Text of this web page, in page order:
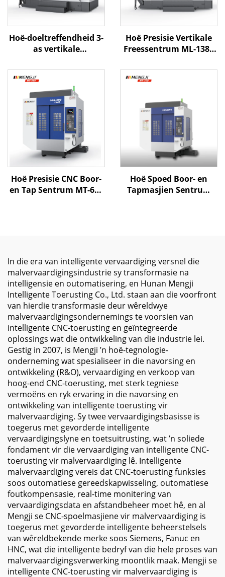
Hoë-doeltreffendheid 3-
as vertikale
tehuismodel MV-1370
X1300 Y700 Z700 BT-40
Vertikale
freessnywerkingstehuis
Hoë Presisie Vertikale
Freessentrum ML-1380
Boks Weg Struktuur
Direkte Aandrywing
Hoë Presisie CNC Boor-
en Tap Sentrum MT-600
Hoë Spoed Boor- en
Tapmasjien Sentrum
In die era van intelligente vervaardiging versnel die
malvervaardigingsindustrie sy transformasie na
intelligensie en outomatisering, en Hunan Mengji
Intelligente Toerusting Co., Ltd. staan aan die voorfront
van hierdie transformasie deur wêreldwye
malvervaardigingsondernemings te voorsien van
intelligente CNC-toerusting en geïntegreerde
oplossings wat die ontwikkeling van die industrie lei.
Gestig in 2007, is Mengji ’n hoë-tegnologie-
onderneming wat spesialiseer in die navorsing en
ontwikkeling (R&O), vervaardiging en verkoop van
hoog-end CNC-toerusting, met sterk tegniese
vermoëns en ryk ervaring in die navorsing en
ontwikkeling van intelligente toerusting vir
malvervaardiging. Sy twee vervaardigingsbasisse is
toegerus met gevorderde intelligente
vervaardigingslyne en toetsuitrusting, wat ’n soliede
fondament vir die vervaardiging van intelligente CNC-
toerusting vir malvervaardiging lê. Intelligente
malvervaardiging vereis dat CNC-toerusting funksies
soos outomatiese gereedskapwisseling, outomatiese
foutkompensasie, real-time monitering van
vervaardigingsdata en afstandbeheer moet hê, en al
Mengji se CNC-spoelmasjiene vir malvervaardiging is
toegerus met gevorderde intelligente beheerstelsels
van wêreldbekende merke soos Siemens, Fanuc en
HNC, wat die intelligente bedryf van die hele proses van
malvervaardigingsverwerking moontlik maak. Mengji se
intelligente CNC-toerusting vir malvervaardiging is